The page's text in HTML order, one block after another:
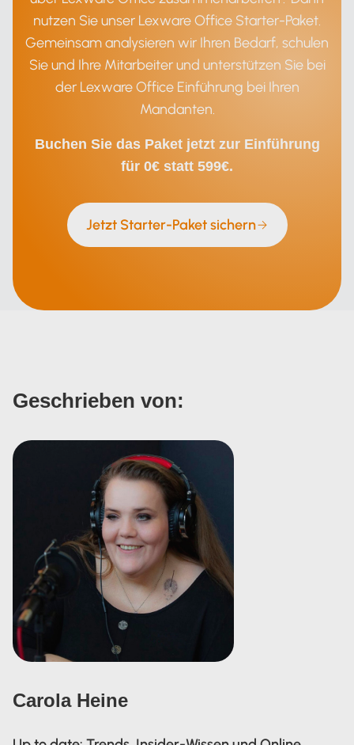
nutzen Sie unser Lexware Office Starter-Paket.
Gemeinsam analysieren wir Ihren Bedarf, schulen
Sie und Ihre Mitarbeiter und unterstützen Sie bei
der Lexware Office Einführung bei Ihren
Mandanten.
Buchen Sie das Paket jetzt zur Einführung
für 0€ statt 599€.
Jetzt Starter-Paket sichern
Geschrieben von:
Carola Heine